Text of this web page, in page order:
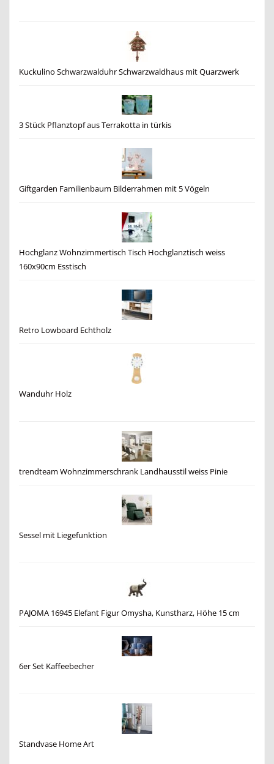
Kuckulino Schwarzwalduhr Schwarzwaldhaus mit Quarzwerk
3 Stück Pflanztopf aus Terrakotta in türkis
Giftgarden Familienbaum Bilderrahmen mit 5 Vögeln
Hochglanz Wohnzimmertisch Tisch Hochglanztisch weiss
160x90cm Esstisch
Retro Lowboard Echtholz
Wanduhr Holz
trendteam Wohnzimmerschrank Landhausstil weiss Pinie
Sessel mit Liegefunktion
PAJOMA 16945 Elefant Figur Omysha, Kunstharz, Höhe 15 cm
6er Set Kaffeebecher
Standvase Home Art